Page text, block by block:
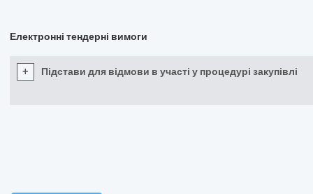
Електронні тендерні вимоги
+ Підстави для відмови в участі у процедурі закупівлі